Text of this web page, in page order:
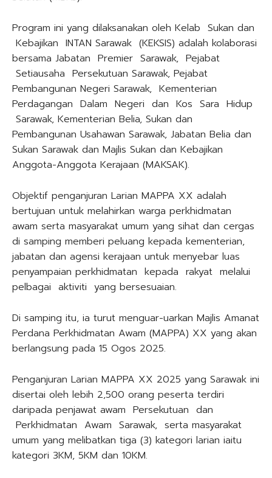
Program ini yang dilaksanakan oleh Kelab Sukan dan
Kebajikan INTAN Sarawak (KEKSIS) adalah kolaborasi
bersama Jabatan Premier Sarawak, Pejabat
Setiausaha Persekutuan Sarawak, Pejabat
Pembangunan Negeri Sarawak, Kementerian
Perdagangan Dalam Negeri dan Kos Sara Hidup
Sarawak, Kementerian Belia, Sukan dan
Pembangunan Usahawan Sarawak, Jabatan Belia dan
Sukan Sarawak dan Majlis Sukan dan Kebajikan
Anggota-Anggota Kerajaan (MAKSAK).
Objektif penganjuran Larian MAPPA XX adalah
bertujuan untuk melahirkan warga perkhidmatan
awam serta masyarakat umum yang sihat dan cergas
di samping memberi peluang kepada kementerian,
jabatan dan agensi kerajaan untuk menyebar luas
penyampaian perkhidmatan kepada rakyat melalui
pelbagai aktiviti yang bersesuaian.
Di samping itu, ia turut menguar-uarkan Majlis Amanat
Perdana Perkhidmatan Awam (MAPPA) XX yang akan
berlangsung pada 15 Ogos 2025.
Penganjuran Larian MAPPA XX 2025 yang Sarawak ini
disertai oleh lebih 2,500 orang peserta terdiri
daripada penjawat awam Persekutuan dan
Perkhidmatan Awam Sarawak, serta masyarakat
umum yang melibatkan tiga (3) kategori larian iaitu
kategori 3KM, 5KM dan 10KM.